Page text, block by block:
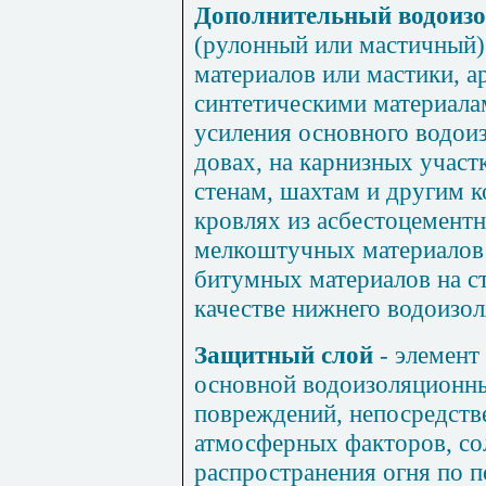
Дополнительный
(рулонный или
материалов или мастики,
синтетическими
усиления основного
довах, на карнизных
стенам, шахтам и другим
кровлях из
мелкоштучных
битумных материалов на
качестве нижнего
Защитный слой -
основной
повреждений,
атмосферных факторов,
распространения огня по